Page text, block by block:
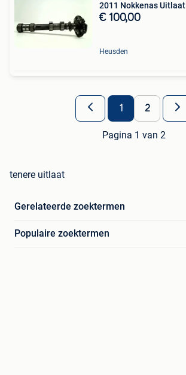
2011 Nokkenas Uitlaat
€ 100,00
Heusden
1 2
Pagina 1 van 2
tenere uitlaat
Gerelateerde zoektermen
Populaire zoektermen